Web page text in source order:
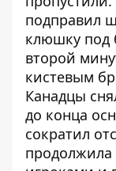
подправил
клюшку под
второй
кистевым
Канадцы
до конца
сократил